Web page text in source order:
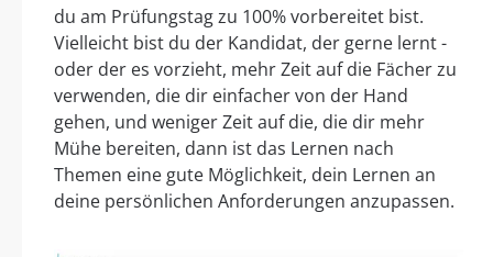
du am Prüfungstag zu 100% vorbereitet bist.
Vielleicht bist du der Kandidat, der gerne lernt -
oder der es vorzieht, mehr Zeit auf die Fächer zu
verwenden, die dir einfacher von der Hand
gehen, und weniger Zeit auf die, die dir mehr
Mühe bereiten, dann ist das Lernen nach
Themen eine gute Möglichkeit, dein Lernen an
deine persönlichen Anforderungen anzupassen.